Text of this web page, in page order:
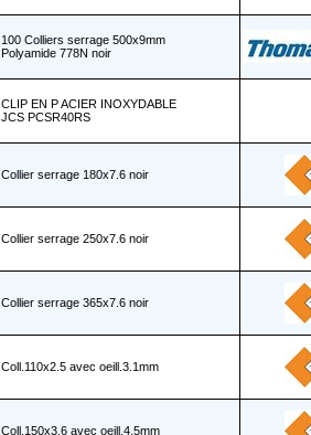
100 Colliers serrage 500x9mm
Polyamide 778N noir
CLIP EN P ACIER INOXYDABLE
JCS PCSR40RS
Collier serrage 180x7.6 noir
Collier serrage 250x7.6 noir
Collier serrage 365x7.6 noir
Coll.110x2.5 avec oeill.3.1mm
Coll.150x3.6 avec oeill.4.5mm